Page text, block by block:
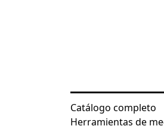
Catálogo completo
Herramientas de
Inicio Catálogo